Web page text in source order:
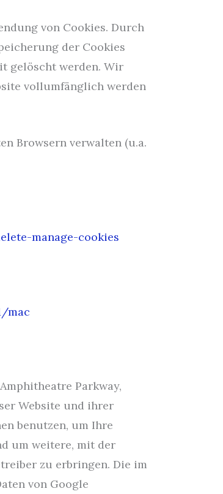
von Cookies. Durch
der Cookies
gelöscht werden. Wir
vollumfänglich werden
Browsern verwalten (u.a.
manage-cookies
mac
Parkway,
Website und ihrer
benutzen, um Ihre
um weitere, mit der
zu erbringen. Die im
von Google